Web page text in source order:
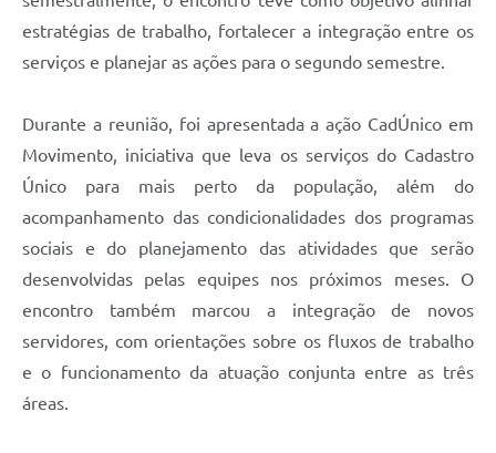
estratégias de trabalho, fortalecer a integração entre os
serviços e planejar as ações para o segundo semestre.
Durante a reunião, foi apresentada a ação CadÚnico em
Movimento, iniciativa que leva os serviços do Cadastro
Único para mais perto da população, além do
acompanhamento das condicionalidades dos programas
sociais e do planejamento das atividades que serão
desenvolvidas pelas equipes nos próximos meses. O
encontro também marcou a integração de novos
servidores, com orientações sobre os fluxos de trabalho
e o funcionamento da atuação conjunta entre as três
áreas.